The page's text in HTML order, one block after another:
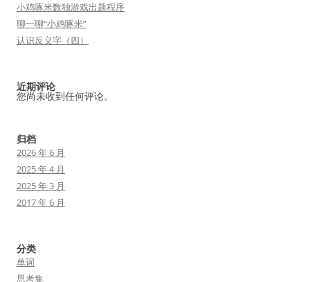
小鸡啄米数独游戏出题程序
聊一聊“小鸡啄米”
认识反义字（四）
近期评论
您尚未收到任何评论。
归档
2026 年 6 月
2025 年 4 月
2025 年 3 月
2017 年 6 月
分类
单词
思考集